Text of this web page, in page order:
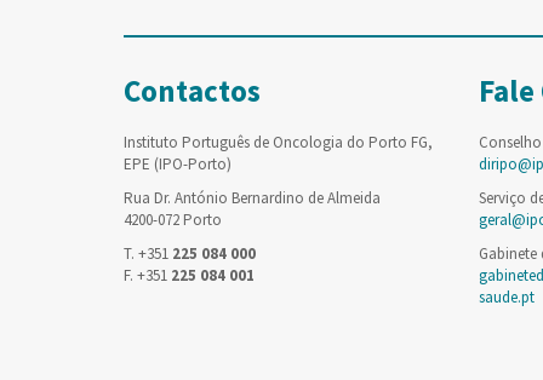
Contactos
Instituto Português de Oncologia do Porto FG,
EPE (IPO-Porto)
Rua Dr. António Bernardino de Almeida
4200-072 Porto
T. +351 225 084 000
F. +351 225 084 001
Serviço
saude.pt